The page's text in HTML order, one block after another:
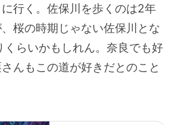
行く。佐保川を歩くのは2年
桜の時期じゃない佐保川とな
くらいかもしれん。奈良でも好
んもこの道が好きだとのこと